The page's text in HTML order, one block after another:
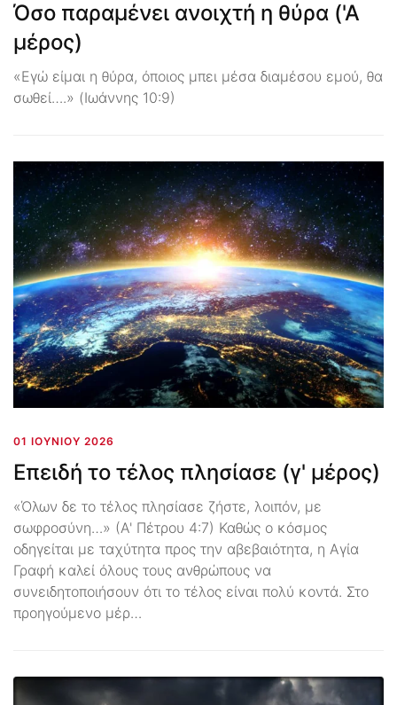
Όσο παραμένει ανοιχτή η θύρα ('Α
μέρος)
«Εγώ είμαι η θύρα, όποιος μπει μέσα διαμέσου εμού, θα
σωθεί….» (Ιωάννης 10:9)
01 ΙΟΥΝΊΟΥ 2026
Επειδή το τέλος πλησίασε (γ' μέρος)
«Όλων δε το τέλος πλησίασε ζήστε, λοιπόν, με
σωφροσύνη…» (Α' Πέτρου 4:7) Καθώς ο κόσμος
οδηγείται με ταχύτητα προς την αβεβαιότητα, η Αγία
Γραφή καλεί όλους τους ανθρώπους να
συνειδητοποιήσουν ότι το τέλος είναι πολύ κοντά. Στο
προηγούμενο μέρ…